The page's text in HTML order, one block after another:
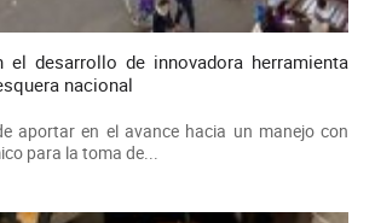
el desarrollo de innovadora herramienta
nacional
aportar en el avance hacia un manejo con
para la toma de...